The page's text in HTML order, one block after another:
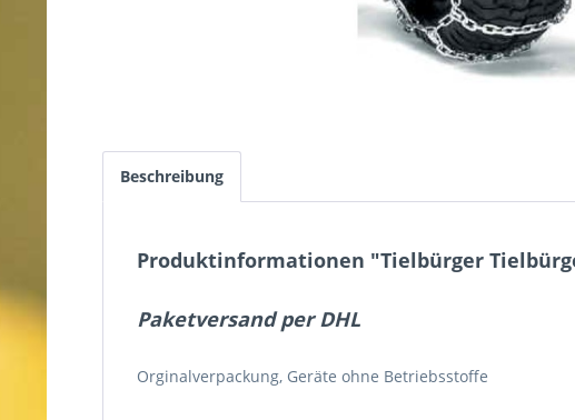
Beschreibung
Produktinformationen "Tielbürger
Paketversand per DHL
Orginalverpackung, Geräte ohne Betriebsstoffe